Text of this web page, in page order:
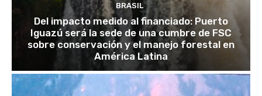
BRASIL
Del impacto medido al financiado: Puerto
Iguazú será la sede de una cumbre de FSC
sobre conservación y el manejo forestal en
América Latina